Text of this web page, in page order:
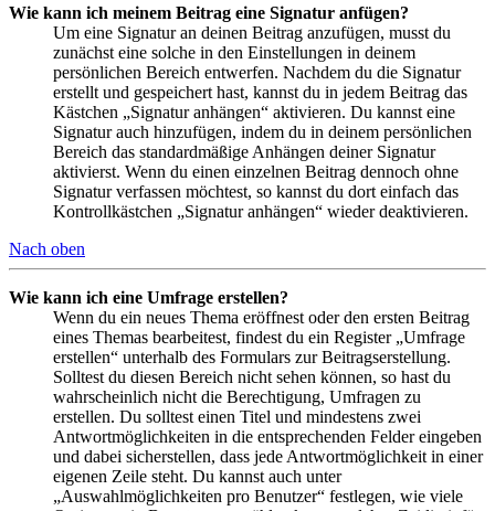
Wie kann ich meinem Beitrag eine Signatur anfügen?
Um eine Signatur an deinen Beitrag anzufügen, musst du
zunächst eine solche in den Einstellungen in deinem
persönlichen Bereich entwerfen. Nachdem du die Signatur
erstellt und gespeichert hast, kannst du in jedem Beitrag das
Kästchen „Signatur anhängen“ aktivieren. Du kannst eine
Signatur auch hinzufügen, indem du in deinem persönlichen
Bereich das standardmäßige Anhängen deiner Signatur
aktivierst. Wenn du einen einzelnen Beitrag dennoch ohne
Signatur verfassen möchtest, so kannst du dort einfach das
Kontrollkästchen „Signatur anhängen“ wieder deaktivieren.
Nach oben
Wie kann ich eine Umfrage erstellen?
Wenn du ein neues Thema eröffnest oder den ersten Beitrag
eines Themas bearbeitest, findest du ein Register „Umfrage
erstellen“ unterhalb des Formulars zur Beitragserstellung.
Solltest du diesen Bereich nicht sehen können, so hast du
wahrscheinlich nicht die Berechtigung, Umfragen zu
erstellen. Du solltest einen Titel und mindestens zwei
Antwortmöglichkeiten in die entsprechenden Felder eingeben
und dabei sicherstellen, dass jede Antwortmöglichkeit in einer
eigenen Zeile steht. Du kannst auch unter
„Auswahlmöglichkeiten pro Benutzer“ festlegen, wie viele